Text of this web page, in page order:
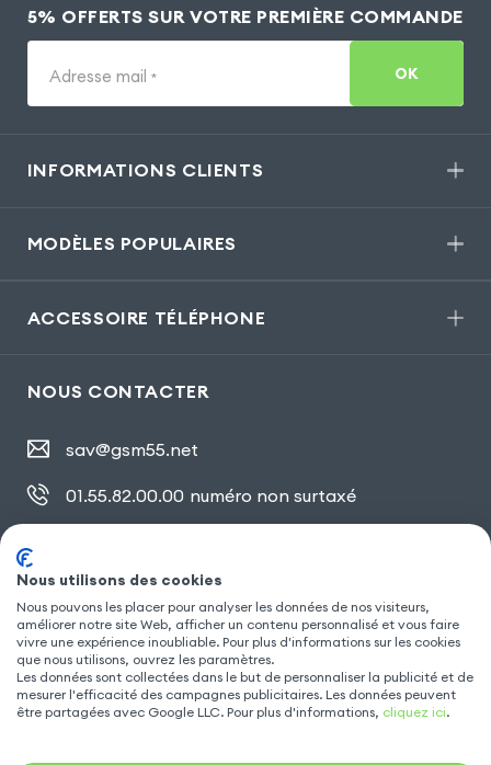
5% OFFERTS SUR VOTRE PREMIÈRE COMMANDE
Adresse mail * OK
INFORMATIONS CLIENTS
MODÈLES POPULAIRES
ACCESSOIRE TÉLÉPHONE
NOUS CONTACTER
sav@gsm55.net
01.55.82.00.00 numéro non surtaxé
SUIVEZ NOUS
Nous utilisons des cookies
Nous pouvons les placer pour analyser les données de nos visiteurs,
améliorer notre site Web, afficher un contenu personnalisé et vous faire
vivre une expérience inoubliable. Pour plus d'informations sur les cookies
que nous utilisons, ouvrez les paramètres.
Les données sont collectées dans le but de personnaliser la publicité et de
mesurer l'efficacité des campagnes publicitaires. Les données peuvent
être partagées avec Google LLC. Pour plus d'informations, cliquez ici.